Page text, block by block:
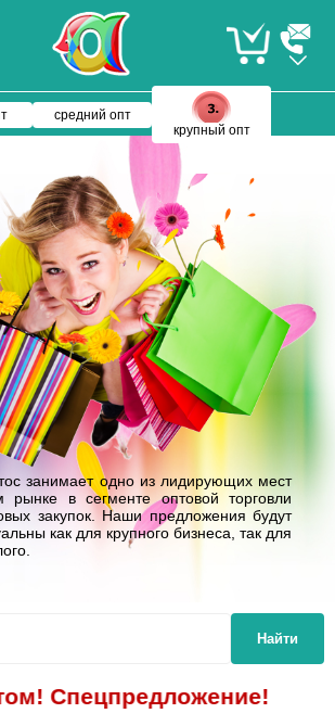
средний опт
крупный опт
занимает одно из лидирующих мест
рынке в сегменте оптовой торговли
закупок. Наши предложения будут
как для крупного бизнеса, так для
Найти